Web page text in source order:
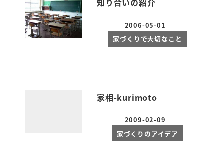
知り合いの紹介
投稿日
2006-05-01
家づくりで大切なこと
家相-kurimoto
投稿日
2009-02-09
家づくりのアイデア